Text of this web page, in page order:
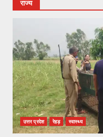
राज्य
उत्तर प्रदेश रेहड़ स्वास्थ्य